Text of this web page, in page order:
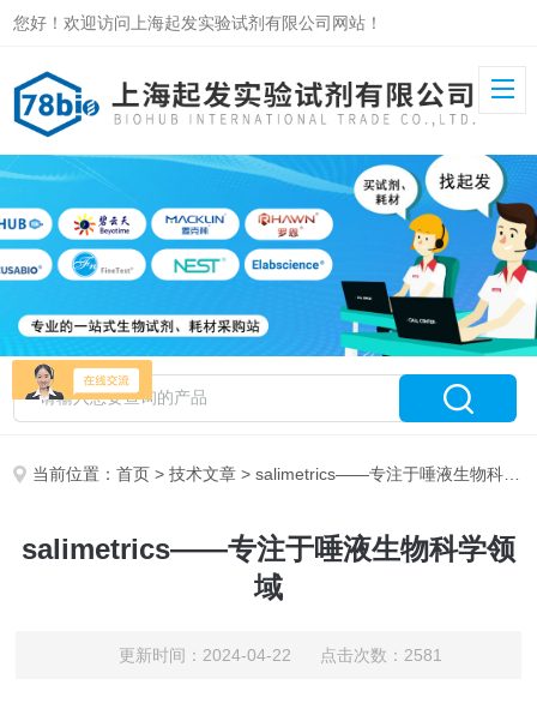
您好！欢迎访问上海起发实验试剂有限公司网站！
当前位置：首页 >技术文章 > salimetrics——专注于唾液生物科学领域
salimetrics——专注于唾液生物科学领
域
更新时间：2024-04-22 点击次数：2581